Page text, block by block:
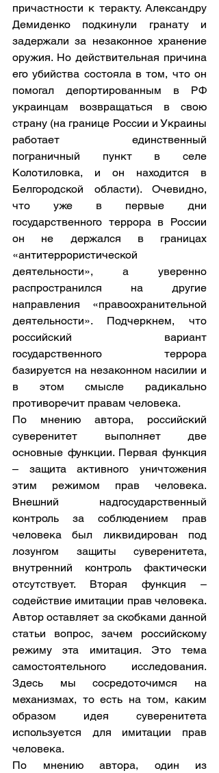
причастности к теракту. Александру
Демиденко подкинули гранату и
задержали за незаконное хранение
оружия. Но действительная причина
его убийства состояла в том, что он
помогал депортированным в РФ
украинцам возвращаться в свою
страну (на границе России и Украины
работает единственный
пограничный пункт в селе
Колотиловка, и он находится в
Белгородской области). Очевидно,
что уже в первые дни
государственного террора в России
он не держался в границах
«антитеррористической
деятельности», а уверенно
распространился на другие
направления «правоохранительной
деятельности». Подчеркнем, что
российский вариант
государственного террора
базируется на незаконном насилии и
в этом смысле радикально
противоречит правам человека.
По мнению автора, российский
суверенитет выполняет две
основные функции. Первая функция
– защита активного уничтожения
этим режимом прав человека.
Внешний надгосударственный
контроль за соблюдением прав
человека был ликвидирован под
лозунгом защиты суверенитета,
внутренний контроль фактически
отсутствует. Вторая функция –
содействие имитации прав человека.
Автор оставляет за скобками данной
статьи вопрос, зачем российскому
режиму эта имитация. Это тема
самостоятельного исследования.
Здесь мы сосредоточимся на
механизмах, то есть на том, каким
образом идея суверенитета
используется для имитации прав
человека.
По мнению автора, один из